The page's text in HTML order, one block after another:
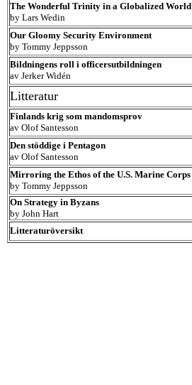
The Wonderful Trinity in a Globalized World
by Lars Wedin
Our Gloomy Security Environment
by Tommy Jeppsson
Bildningens roll i officersutbildningen
av Jerker Widén
Litteratur
Finlands krig som mandomsprov
av Olof Santesson
Den stöddige i Pentagon
av Olof Santesson
Mirroring the Ethos of the U.S. Marine Corps
by Tommy Jeppsson
On Strategy in Byzans
by John Hart
Litteraturöversikt